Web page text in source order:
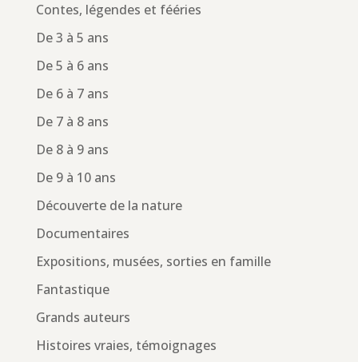
Contes, légendes et fééries
De 3 à 5 ans
De 5 à 6 ans
De 6 à 7 ans
De 7 à 8 ans
De 8 à 9 ans
De 9 à 10 ans
Découverte de la nature
Documentaires
Expositions, musées, sorties en famille
Fantastique
Grands auteurs
Histoires vraies, témoignages